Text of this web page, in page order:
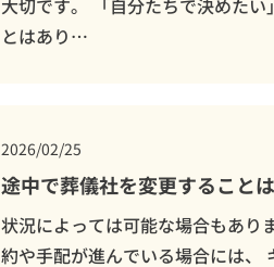
大切です。 「自分たちで決めた
とはあり…
2026/02/25
途中で葬儀社を変更すること
状況によっては可能な場合もあり
約や手配が進んでいる場合には、